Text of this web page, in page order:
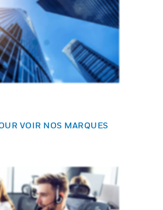
VOIR NOS MARQUES